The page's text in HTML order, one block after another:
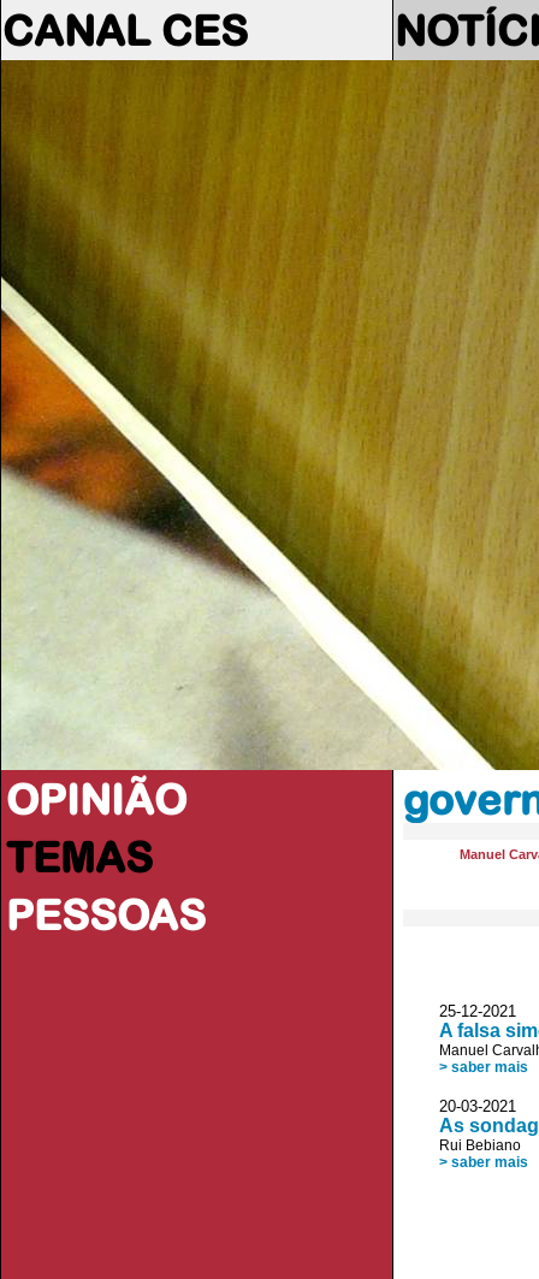
CANAL CES
OPINIÃO
TEMAS
PESSOAS
Manuel
25-12-2021
A falsa
Manuel
> saber mais
20-03-
As
Rui Bebiano
> saber mais